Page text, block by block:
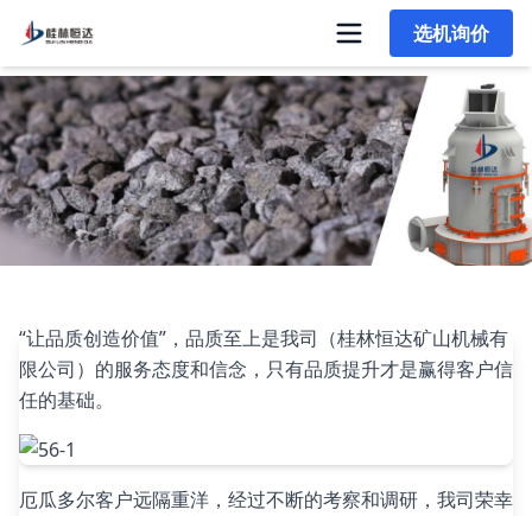
选机询价
“让品质创造价值”，品质至上是我司（桂林恒达矿山机械有
限公司）的服务态度和信念，只有品质提升才是赢得客户信
任的基础。
厄瓜多尔客户远隔重洋，经过不断的考察和调研，我司荣幸